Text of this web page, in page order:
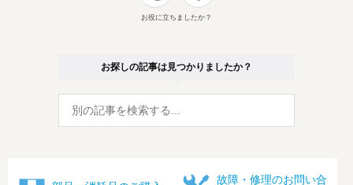
お役に立ちましたか？
お探しの記事は見つかりましたか？
故障・修理のお問い合